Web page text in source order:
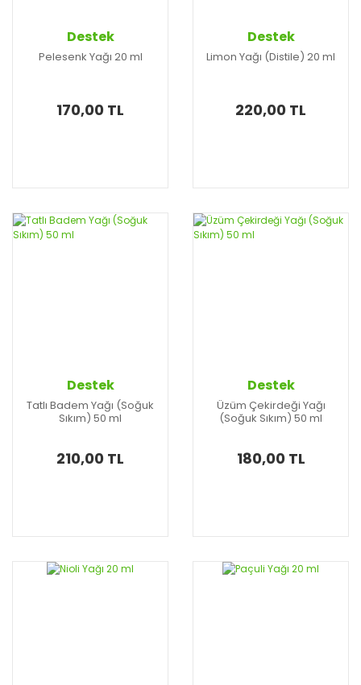
Destek
Pelesenk Yağı 20 ml
170,00 TL
Destek
Limon Yağı (Distile) 20 ml
220,00 TL
Destek
Tatlı Badem Yağı (Soğuk
Sıkım) 50 ml
210,00 TL
Destek
Üzüm Çekirdeği Yağı
(Soğuk Sıkım) 50 ml
180,00 TL